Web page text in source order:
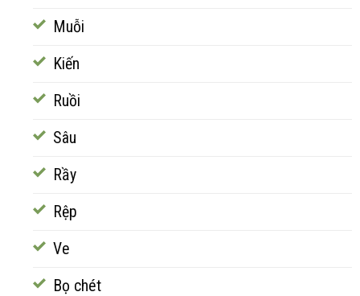
Muỗi
Kiến
Ruồi
Sâu
Rầy
Rệp
Ve
Bọ chét